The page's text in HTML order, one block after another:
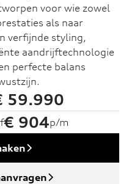
voor wie zowel
als naar
verfijnde styling,
aandrijftechnologie
perfecte balans
59.990
€ 904p/m